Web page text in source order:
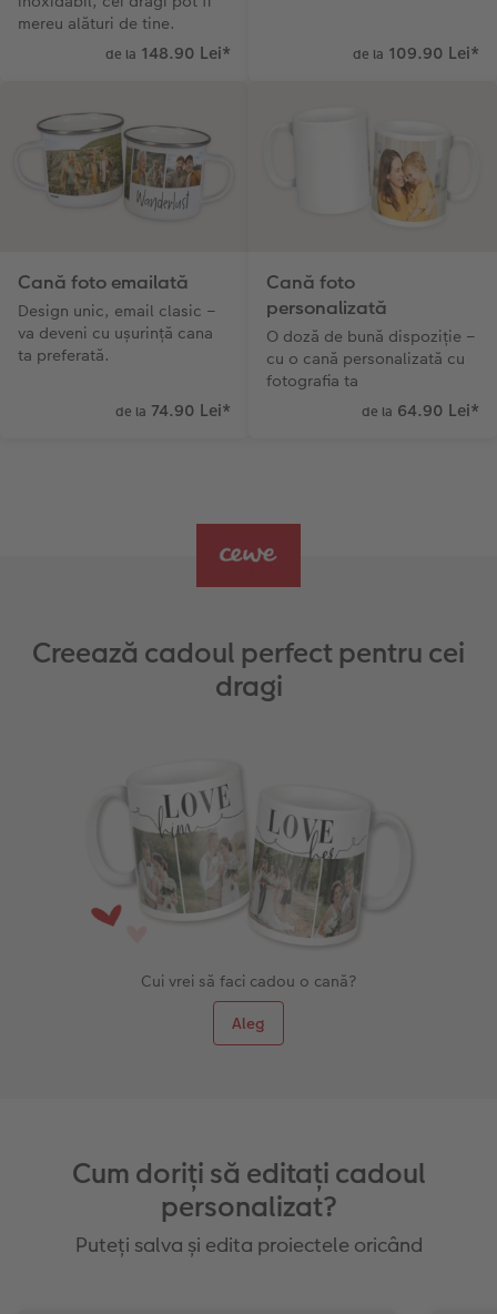
mereu alături de tine.
de la 148.90 Lei* de la 109.90 Lei*
Cană foto emailată
Design unic, email clasic –
va deveni cu ușurință cana
ta preferată.
de la 74.90 Lei*
Cană foto
personalizată
O doză de bună dispoziție –
cu o cană personalizată cu
fotografia ta
de la 64.90 Lei*
Creează cadoul perfect pentru cei
dragi
Cui vrei să faci cadou o cană?
Aleg
Cum doriți să editați cadoul
personalizat?
Puteți salva și edita proiectele oricând